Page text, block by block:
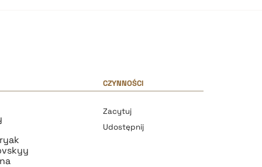
CZYNNOŚCI
Zacytuj
Udostępnij